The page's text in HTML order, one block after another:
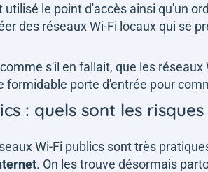
le point d'accès ainsi qu'un
des réseaux Wi-Fi locaux qui se
s'il en fallait, que les réseaux
formidable porte d'entrée pour
: quels sont les risques
Wi-Fi publics sont très
. On les trouve désormais